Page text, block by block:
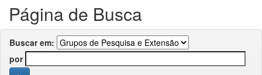
Página de Busca
Buscar em:
por